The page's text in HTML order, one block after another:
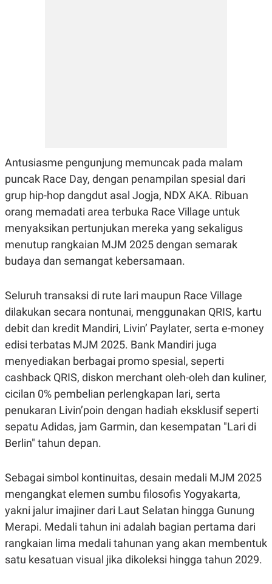
Antusiasme pengunjung memuncak pada malam
puncak Race Day, dengan penampilan spesial dari
grup hip-hop dangdut asal Jogja, NDX AKA. Ribuan
orang memadati area terbuka Race Village untuk
menyaksikan pertunjukan mereka yang sekaligus
menutup rangkaian MJM 2025 dengan semarak
budaya dan semangat kebersamaan.
Seluruh transaksi di rute lari maupun Race Village
dilakukan secara nontunai, menggunakan QRIS, kartu
debit dan kredit Mandiri, Livin’ Paylater, serta e-money
edisi terbatas MJM 2025. Bank Mandiri juga
menyediakan berbagai promo spesial, seperti
cashback QRIS, diskon merchant oleh-oleh dan kuliner,
cicilan 0% pembelian perlengkapan lari, serta
penukaran Livin’poin dengan hadiah eksklusif seperti
sepatu Adidas, jam Garmin, dan kesempatan "Lari di
Berlin" tahun depan.
Sebagai simbol kontinuitas, desain medali MJM 2025
mengangkat elemen sumbu filosofis Yogyakarta,
yakni jalur imajiner dari Laut Selatan hingga Gunung
Merapi. Medali tahun ini adalah bagian pertama dari
rangkaian lima medali tahunan yang akan membentuk
satu kesatuan visual jika dikoleksi hingga tahun 2029.